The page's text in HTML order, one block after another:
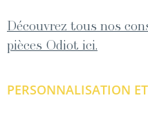
Découvrez tous nos
pièces Odiot ici.
PERSONNALISATION